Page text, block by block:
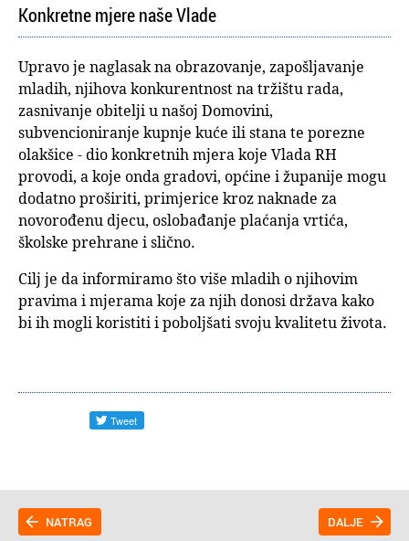
Konkretne mjere naše Vlade
Upravo je naglasak na obrazovanje, zapošljavanje
mladih, njihova konkurentnost na tržištu rada,
zasnivanje obitelji u našoj Domovini,
subvencioniranje kupnje kuće ili stana te porezne
olakšice - dio konkretnih mjera koje Vlada RH
provodi, a koje onda gradovi, općine i županije mogu
dodatno proširiti, primjerice kroz naknade za
novorođenu djecu, oslobađanje plaćanja vrtića,
školske prehrane i slično.
Cilj je da informiramo što više mladih o njihovim
pravima i mjerama koje za njih donosi država kako
bi ih mogli koristiti i poboljšati svoju kvalitetu života.
NATRAG DALJE